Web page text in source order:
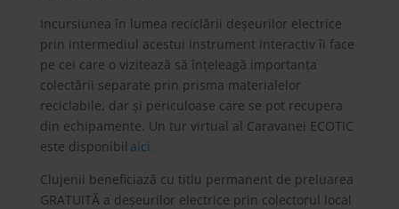
Incursiunea în lumea reciclării deșeurilor electrice
prin intermediul acestui instrument interactiv îi face
pe cei care o vizitează să înțeleagă importanța
colectării separate prin prisma materialelor
reciclabile, dar și periculoase care se pot recupera
din echipamente. Un tur virtual al Caravanei ECOTIC
este disponibil aici.
Clujenii beneficiază cu titlu permanent de preluarea
GRATUITĂ a deșeurilor electrice prin colectorul local